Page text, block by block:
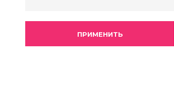
ПРИМЕНИТЬ